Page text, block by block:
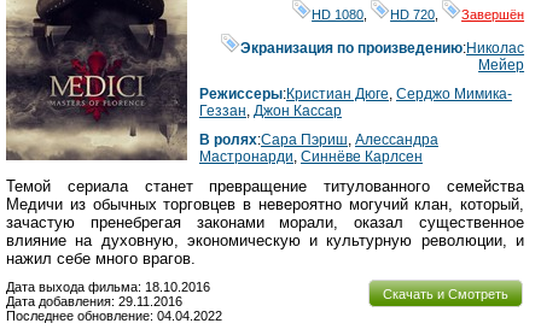
HD 1080 HD 720 Завершён
Экранизация по произведению:Николас
Мейер
Режиссеры:Кристиан Дюге Серджо Мимика-
Геззан Джон Кассар
В ролях:Сара Пэриш Алессандра
Мастронарди Синнёве Карлсен
Темой сериала станет превращение титулованного семейства
Медичи из обычных торговцев в невероятно могучий клан, который,
зачастую пренебрегая законами морали, оказал существенное
влияние на духовную, экономическую и культурную революции, и
нажил себе много врагов.
Скачать и Смотреть
Дата выхода фильма: 18.10.2016
Дата добавления: 29.11.2016
Последнее обновление: 04.04.2022